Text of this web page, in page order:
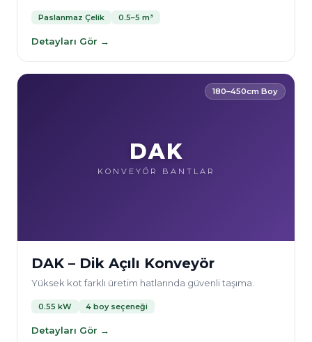
Paslanmaz Çelik 0.5–5 m³
Detayları Gör →
180–450cm Boy
DAK
KONVEYÖR BANTLAR
DAK – Dik Açılı Konveyör
Yüksek kot farklı üretim hatlarında güvenli taşıma.
0.55 kW 4 boy seçeneği
Detayları Gör →